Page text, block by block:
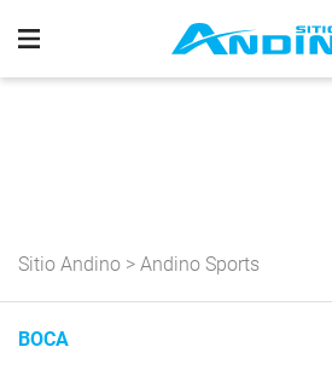
Sitio Andino > Andino Sports
BOCA